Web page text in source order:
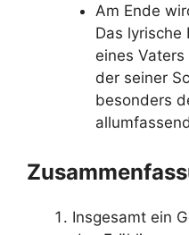
Am Ende
Das lyrische
eines
der seiner
besonders
Insgesamt ein